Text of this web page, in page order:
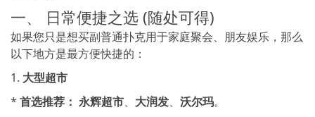
一、 日常便捷之选 (随处可得)
如果您只是想买副普通扑克用于家庭聚会、朋友娱乐，那么
以下地方是最方便快捷的：
1. 大型超市
* 首选推荐： 永辉超市、 大润发、 沃尔玛。